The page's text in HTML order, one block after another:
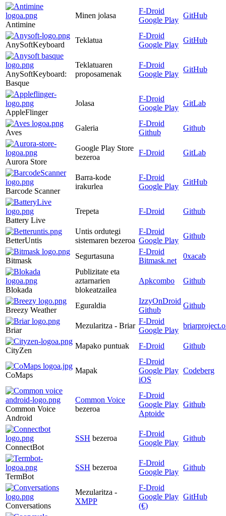
Antimine
Minen jolasa
F-Droid
Google Play
GitHub
AnySoftKeyboard
Teklatua
F-Droid
Google Play
GitHub
AnySoftKeyboard:
Basque
Teklatuaren
proposamenak
F-Droid
Google Play
GitHub
AppleFlinger
Jolasa
F-Droid
Google Play
GitLab
Aves
Galeria
F-Droid
Github
Github
Aurora Store
Google Play Store
bezeroa
F-Droid GitLab
Barcode Scanner
Barra-kode
irakurlea
F-Droid
Google Play
GitHub
Battery Live
Trepeta F-Droid Github
BetterUntis
Untis ordutegi
sistemaren bezeroa
F-Droid
Google Play
Github
Bitmask
Segurtasuna
F-Droid
Bitmask.net
0xacab
Blokada
Publizitate eta
aztarnarien
blokeatzailea
Apkcombo Github
Breezy Weather
Eguraldia
IzzyOnDroid
Github
Github
Briar
Mezularitza - Briar
F-Droid
Google Play
CityZen
Mapako puntuak F-Droid Github
CoMaps
Mapak
F-Droid
Google Play
iOS
Codeberg
Common Voice
Android
Common Voice
bezeroa
F-Droid
Google Play
Aptoide
Github
ConnectBot
SSH bezeroa
F-Droid
Google Play
Github
TermBot
SSH bezeroa
F-Droid
Google Play
Github
Conversations
Mezularitza -
XMPP
F-Droid
Google Play
(€)
GitHub